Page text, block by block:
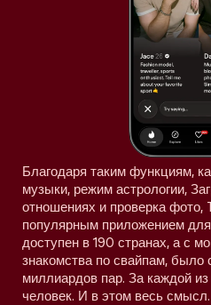
Благодаря таким функциям,
музыки, режим астрологии,
отношениях и проверка
популярным приложением
доступен в 190 странах, а с
знакомства по свайпам, было
миллиардов пар. За каждой
человек. И в этом весь